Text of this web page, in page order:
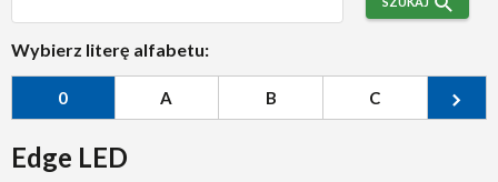
Wybierz literę alfabetu:
0 A B C
Edge LED